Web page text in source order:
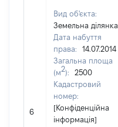
6
Вид об'єкта:
Земельна ділянка
Дата набуття
права:
14.07.2014
Загальна площа
(м2):
2500
Кадастровий
номер:
[Конфіденційна
інформація]